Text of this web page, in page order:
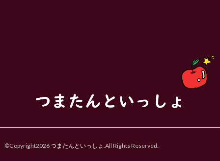
©Copyright2026つまたんといっしょ .All Rights Reserved.